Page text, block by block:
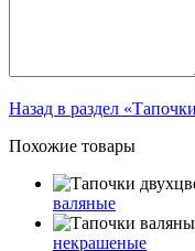
Назад в раздел
Похожие товары
валяные
некрашеные